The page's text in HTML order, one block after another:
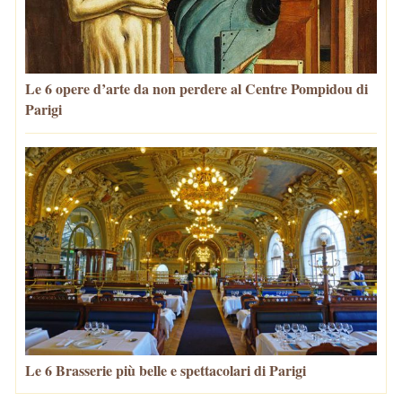
Le 6 opere d’arte da non perdere al Centre Pompidou di
Parigi
Le 6 Brasserie più belle e spettacolari di Parigi